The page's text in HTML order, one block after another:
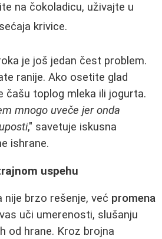
na čokoladicu, uživajte u
krivice.
je još jedan čest problem.
ranije. Ako osetite glad
čašu toplog mleka ili jogurta.
mnogo uveče jer onda
," savetuje iskusna
ishrane.
uspehu
nije brzo rešenje, već promena
uči umerenosti, slušanju
od hrane. Kroz brojna